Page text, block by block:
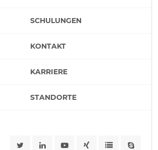
SCHULUNGEN
KONTAKT
KARRIERE
STANDORTE